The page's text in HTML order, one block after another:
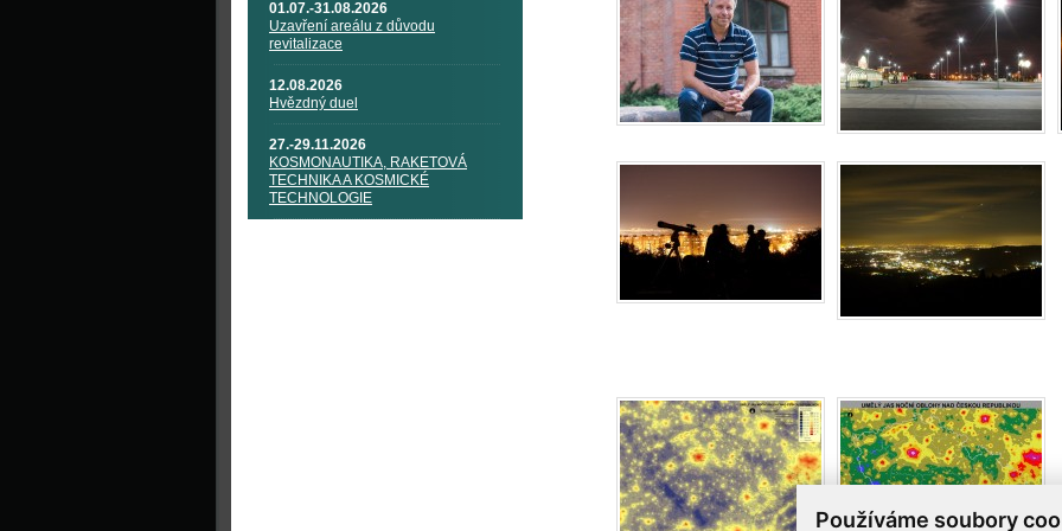
Používáme soubory
01.07.-31.08.2026
Uzavření areálu z důvodu
revitalizace
12.08.2026
Hvězdný duel
27.-29.11.2026
KOSMONAUTIKA, RAKETOVÁ
TECHNIKA A KOSMICKÉ
TECHNOLOGIE